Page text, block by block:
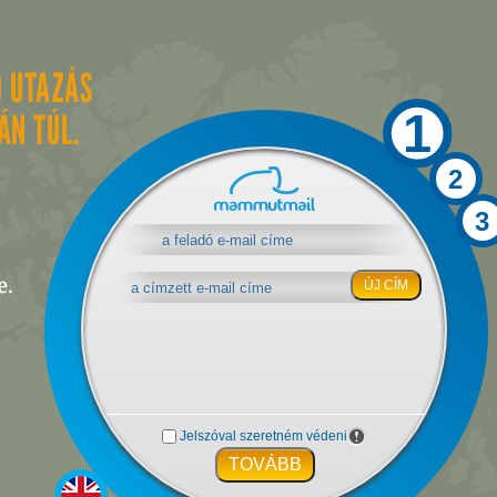
1
2
3
ÚJ CÍM
Jelszóval szeretném védeni
TOVÁBB